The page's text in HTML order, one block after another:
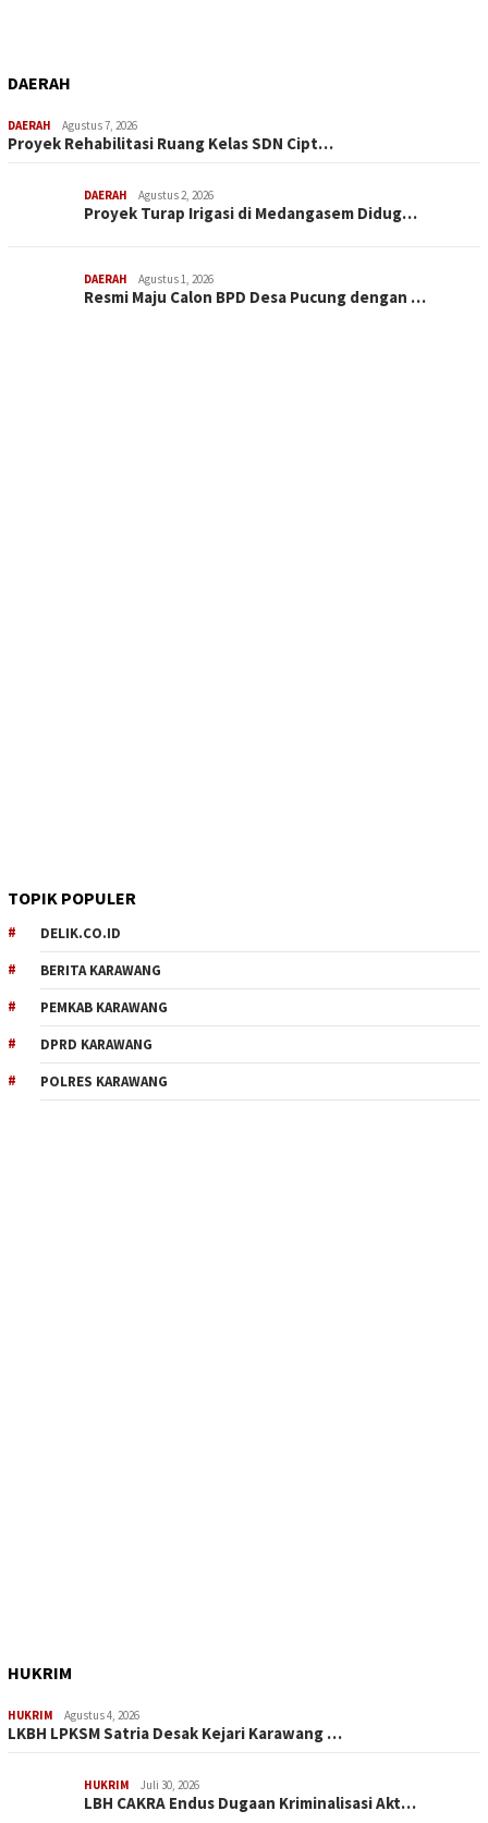
DAERAH
DAERAH Agustus 7, 2026
Proyek Rehabilitasi Ruang Kelas SDN Cipt…
DAERAH Agustus 2, 2026
Proyek Turap Irigasi di Medangasem Didug…
DAERAH Agustus 1, 2026
Resmi Maju Calon BPD Desa Pucung dengan …
TOPIK POPULER
DELIK.CO.ID
BERITA KARAWANG
PEMKAB KARAWANG
DPRD KARAWANG
POLRES KARAWANG
HUKRIM
HUKRIM Agustus 4, 2026
LKBH LPKSM Satria Desak Kejari Karawang …
HUKRIM Juli 30, 2026
LBH CAKRA Endus Dugaan Kriminalisasi Akt…